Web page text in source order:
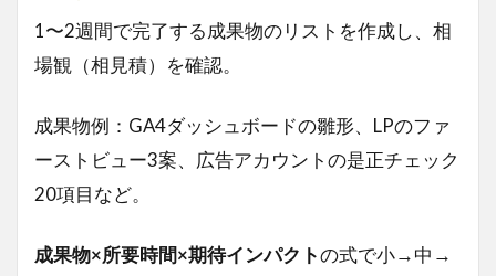
1〜2週間で完了する成果物のリストを作成し、相
場観（相見積）を確認。
成果物例：GA4ダッシュボードの雛形、LPのファ
ーストビュー3案、広告アカウントの是正チェック
20項目など。
成果物×所要時間×期待インパクトの式で小→中→